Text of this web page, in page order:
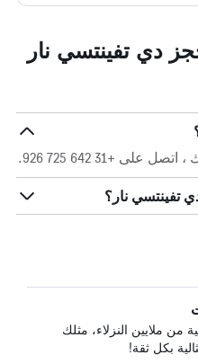
دي تفينتسي نار
+31 642 725 926.
تفينتسي نار؟
من ملايين النزلاء، مثلك
بكل ثقة!